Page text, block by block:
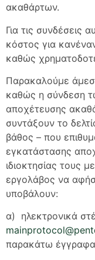
ακαθάρτων.
Για τις συνδέσεις
κόστος για
καθώς
Παρακαλούμε
καθώς η σύνδεση
αποχέτευσης
συντάξουν το
βάθος – που
εγκατάστασης
ιδιοκτησίας τους
εργολάβος να
υποβάλουν:
α) ηλεκτρονικά
παρακάτω